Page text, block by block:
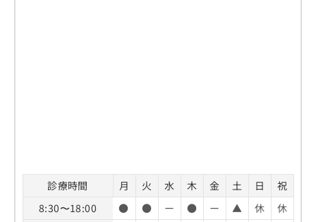
診療時間 月 火 水 木 金 土 日
祝
8:30〜18:00
● ● ー ● ー ▲ 休
休